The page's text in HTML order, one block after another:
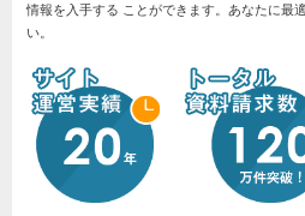
情報を入手する ことができます。あなたに最
い。